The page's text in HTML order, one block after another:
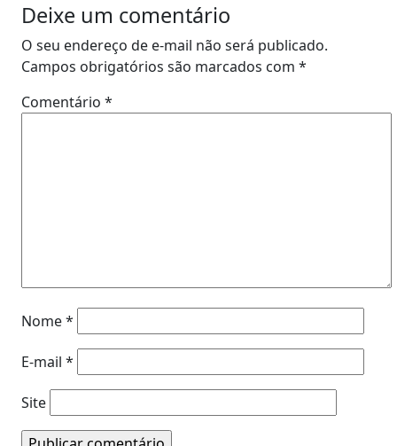
Deixe um comentário
O seu endereço de e-mail não será publicado.
Campos obrigatórios são marcados com *
Comentário *
Nome*
E-mail *
Site